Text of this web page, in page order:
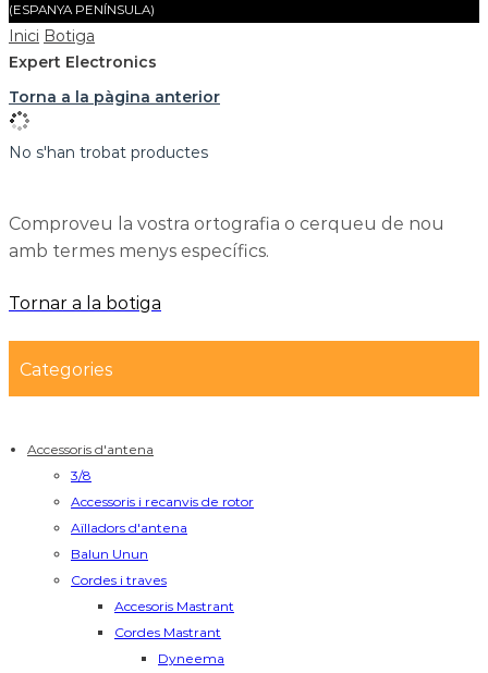
(ESPANYA PENÍNSULA)
Inici Botiga
Expert Electronics
Torna a la pàgina anterior
No s'han trobat productes
Comproveu la vostra ortografia o cerqueu de nou
amb termes menys específics.
Tornar a la botiga
Categories
Accessoris d'antena
3/8
Accessoris i recanvis de rotor
Aïlladors d'antena
Balun Unun
Cordes i traves
Accesoris Mastrant
Cordes Mastrant
Dyneema